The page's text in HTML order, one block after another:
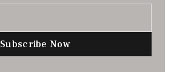
Subscribe Now